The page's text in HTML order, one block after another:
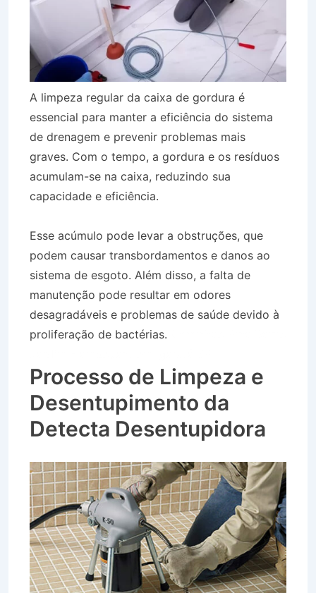
A limpeza regular da caixa de gordura é
essencial para manter a eficiência do sistema
de drenagem e prevenir problemas mais
graves. Com o tempo, a gordura e os resíduos
acumulam-se na caixa, reduzindo sua
capacidade e eficiência.
Esse acúmulo pode levar a obstruções, que
podem causar transbordamentos e danos ao
sistema de esgoto. Além disso, a falta de
manutenção pode resultar em odores
desagradáveis e problemas de saúde devido à
proliferação de bactérias.
Processo de Limpeza e
Desentupimento da
Detecta Desentupidora